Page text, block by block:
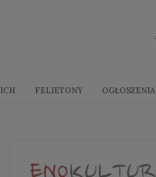
FELIETONY OGŁOSZENIA